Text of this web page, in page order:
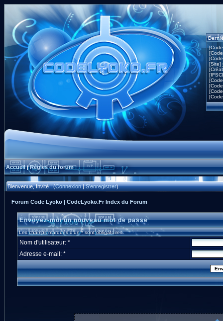
[Site]
Accueil|Règles du forum
Bienvenue, Invité ! (Connexion|S'enregistrer)
Forum Code Lyoko | CodeLyoko.Fr Index du Forum
Envoyez-moi un nouveau mot de passe
Les champs marqués d'un * sont obligatoires.
Nom d'utilisateur: *
Adresse e-mail: *